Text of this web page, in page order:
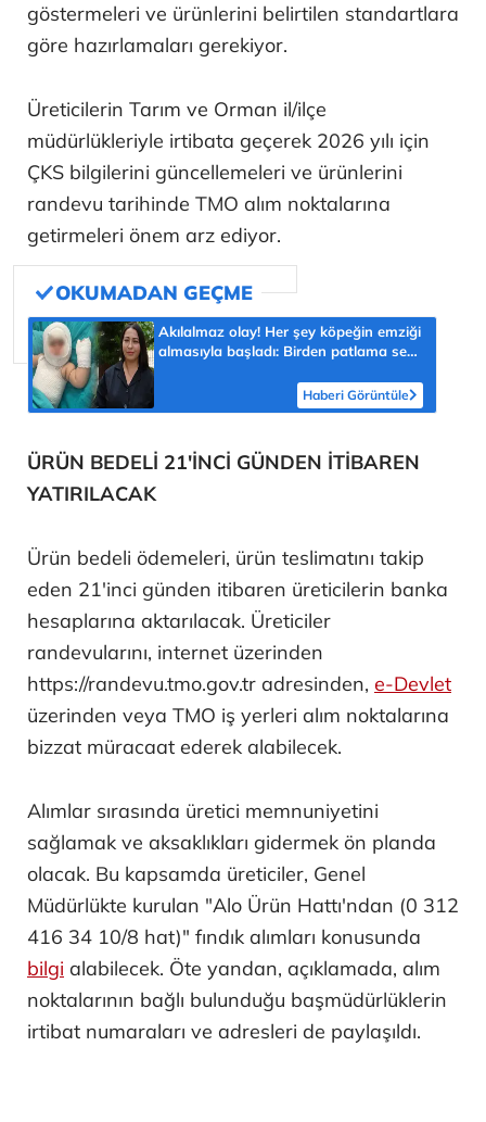
göstermeleri ve ürünlerini belirtilen standartlara
göre hazırlamaları gerekiyor.
Üreticilerin Tarım ve Orman il/ilçe
müdürlükleriyle irtibata geçerek 2026 yılı için
ÇKS bilgilerini güncellemeleri ve ürünlerini
randevu tarihinde TMO alım noktalarına
getirmeleri önem arz ediyor.
Akılalmaz olay! Her şey köpeğin emziği
almasıyla başladı: Birden patlama sesi
Haberi Görüntüle
ÜRÜN BEDELİ 21'İNCİ GÜNDEN İTİBAREN
YATIRILACAK
Ürün bedeli ödemeleri, ürün teslimatını takip
eden 21'inci günden itibaren üreticilerin banka
hesaplarına aktarılacak. Üreticiler
randevularını, internet üzerinden
https://randevu.tmo.gov.tr adresinden, e-Devlet
üzerinden veya TMO iş yerleri alım noktalarına
bizzat müracaat ederek alabilecek.
Alımlar sırasında üretici memnuniyetini
sağlamak ve aksaklıkları gidermek ön planda
olacak. Bu kapsamda üreticiler, Genel
Müdürlükte kurulan "Alo Ürün Hattı'ndan (0 312
416 34 10/8 hat)" fındık alımları konusunda
bilgi alabilecek. Öte yandan, açıklamada, alım
noktalarının bağlı bulunduğu başmüdürlüklerin
irtibat numaraları ve adresleri de paylaşıldı.